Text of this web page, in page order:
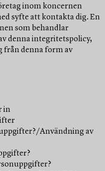
inom koncernen
syfte att kontakta dig. En
som behandlar
denna integritetspolicy,
från denna form av
in
Användning av